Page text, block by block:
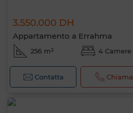
3.550.000 DH
Appartamento a Errahma
256 m² 4 Camere
Contatta Chiama